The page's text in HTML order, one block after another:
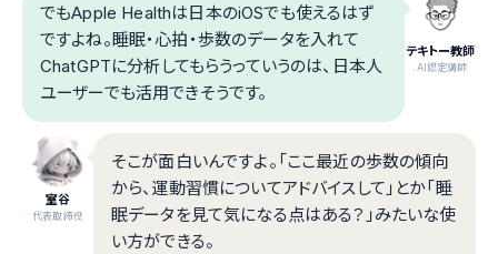
テキトー教師
.AI認定講師
でもApple Healthは日本のiOSでも使えるはず
ですよね。睡眠・心拍・歩数のデータを入れて
ChatGPTに分析してもらうっていうのは、日本人
ユーザーでも活用できそうです。
室谷
代表取締役
そこが面白いんですよ。「ここ最近の歩数の傾向
から、運動習慣についてアドバイスして」とか「睡
眠データを見て気になる点はある？」みたいな使
い方ができる。